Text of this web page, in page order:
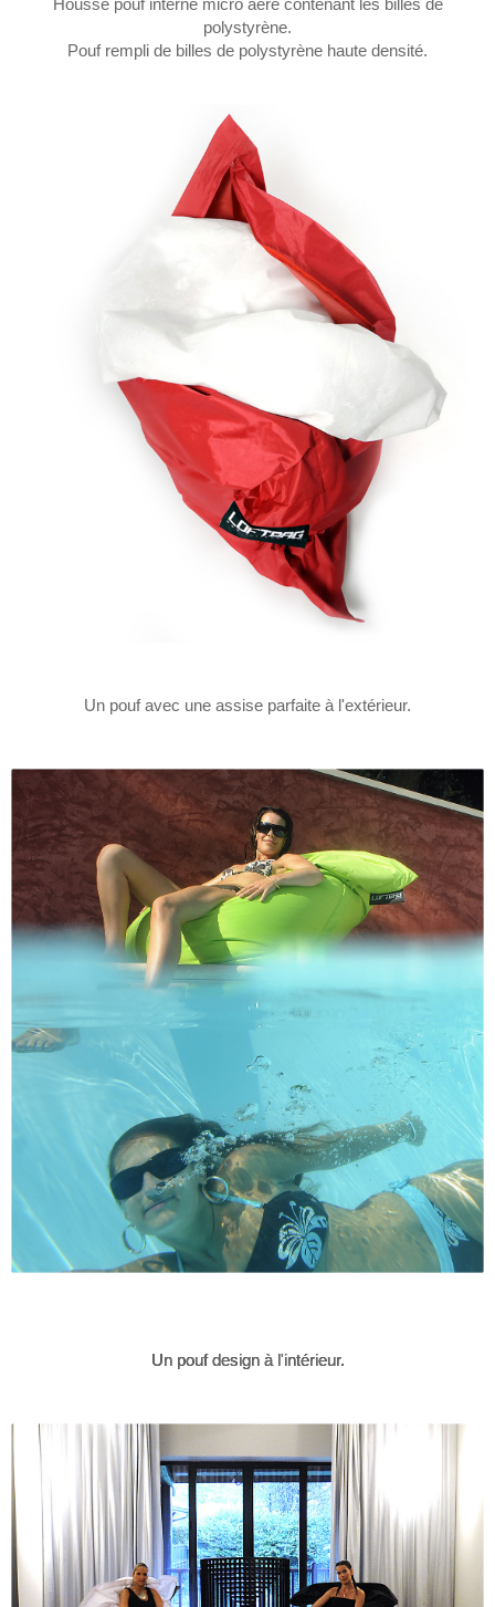
polystyrène.
Pouf rempli de billes de polystyrène haute densité.
Un pouf avec une assise parfaite à l'extérieur.
Un pouf design à l'intérieur.